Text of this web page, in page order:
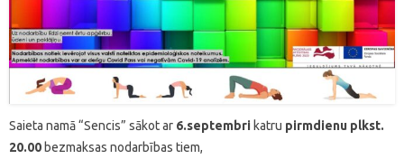
Saieta namā “Sencis” sākot ar 6.septembri katru pirmdienu plkst.
20.00bezmaksas nodarbības tiem,